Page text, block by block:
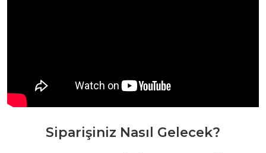
Siparişiniz Nasıl Gelecek?